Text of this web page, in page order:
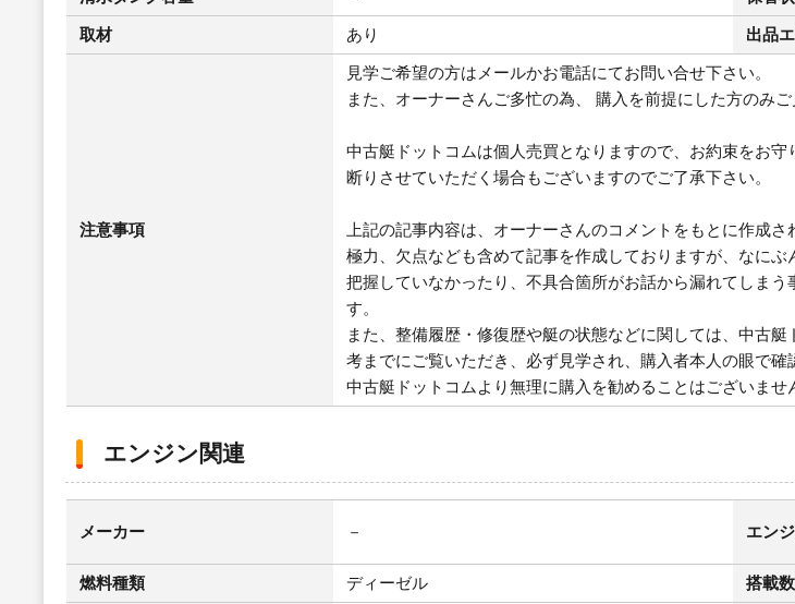
取材 あり 出品
注意事項
見学ご希望の方はメールかお電話にてお問い合せ下さい。
また、オーナーさんご多忙の為、 購入を前提にした方のみご
中古艇ドットコムは個人売買となりますので、お約束をお
断りさせていただく場合もございますのでご了承下さい。
上記の記事内容は、オーナーさんのコメントをもとに作成さ
極力、欠点なども含めて記事を作成しておりますが、なに
把握していなかったり、不具合箇所がお話から漏れてしま
す。
また、整備履歴・修復歴や艇の状態などに関しては、中古
考までにご覧いただき、必ず見学され、購入者本人の眼で確
中古艇ドットコムより無理に購入を勧めることはございませ
エンジン関連
メーカー － エン
燃料種類 ディーゼル 搭載数